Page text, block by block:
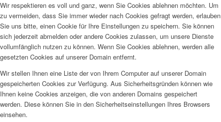
Wir respektieren es voll und ganz, wenn Sie Cookies ablehnen möchten. Um
zu vermeiden, dass Sie immer wieder nach Cookies gefragt werden, erlauben
Sie uns bitte, einen Cookie für Ihre Einstellungen zu speichern. Sie können
sich jederzeit abmelden oder andere Cookies zulassen, um unsere Dienste
vollumfänglich nutzen zu können. Wenn Sie Cookies ablehnen, werden alle
gesetzten Cookies auf unserer Domain entfernt.
Wir stellen Ihnen eine Liste der von Ihrem Computer auf unserer Domain
gespeicherten Cookies zur Verfügung. Aus Sicherheitsgründen können wie
Ihnen keine Cookies anzeigen, die von anderen Domains gespeichert
werden. Diese können Sie in den Sicherheitseinstellungen Ihres Browsers
einsehen.